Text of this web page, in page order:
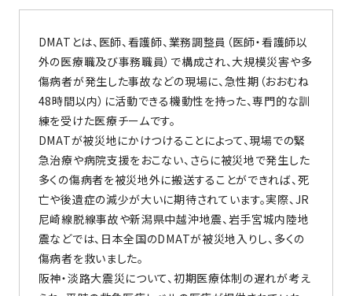
DMATとは、医師、看護師、業務調整員（医師・看護師以
外の医療職及び事務職員）で構成され、大規模災害や多
傷病者が発生した事故などの現場に、急性期（おおむね
48時間以内）に活動できる機動性を持った、専門的な訓
練を受けた医療チームです。
DMATが被災地にかけつけることによって、現場での緊
急治療や病院支援をおこない、さらに被災地で発生した
多くの傷病者を被災地外に搬送することができれば、死
亡や後遺症の減少が大いに期待されています。実際、JR
尼崎線脱線事故や新潟県中越沖地震、岩手宮城内陸地
震などでは、日本全国のDMATが被災地入りし、多くの
傷病者を救いました。
阪神・淡路大震災について、初期医療体制の遅れが考え